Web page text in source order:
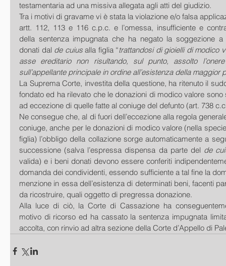
testamentaria ad una missiva allegata agli atti del giudizio.
Tra i motivi di gravame vi è stata la violazione e/o falsa
artt. 112, 113 e 116 c.p.c. e l’omessa, insufficiente e
della sentenza impugnata che ha negato la soggezione a
donati dal de cuius alla figlia “trattandosi di gioielli di modico
asse ereditario non risultando, sul punto, assolto
sull’appellante principale in ordine all’esistenza della maggior
La Suprema Corte, investita della questione, ha ritenuto il
fondato ed ha rilevato che le donazioni di modico valore
ad eccezione di quelle fatte al coniuge del defunto (art. 738
Ne consegue che, al di fuori dell’eccezione alla regola
coniuge, anche per le donazioni di modico valore (nella
figlia) l’obbligo della collazione sorge automaticamente a
successione (salva l’espressa dispensa da parte del de
valida) e i beni donati devono essere conferiti
domanda dei condividenti, essendo sufficiente a tal fine la
menzione in essa dell’esistenza di determinati beni, facenti
da ricostruire, quali oggetto di pregressa donazione.
Alla luce di ciò, la Corte di Cassazione ha
motivo di ricorso ed ha cassato la sentenza impugnata
accolta, con rinvio ad altra sezione della Corte d’Appello di